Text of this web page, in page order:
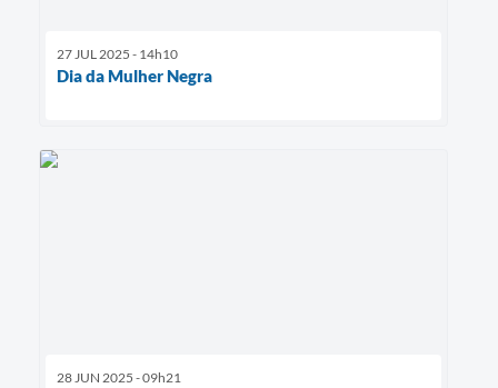
27 JUL 2025 - 14h10
Dia da Mulher Negra
28 JUN 2025 - 09h21